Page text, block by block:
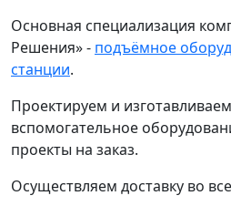
Основная специализация
Решения» - подъёмное
станции.
Проектируем и
вспомогательное
проекты на заказ.
Осуществляем доставку во